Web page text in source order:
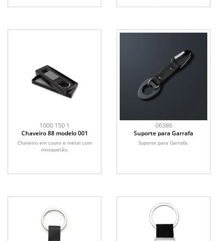
1000 150 1
Chaveiro 88 modelo 001
Chaveiro em couro e metal com
mosquetão.
06386
Suporte para Garrafa
Suporte para Garrafa.